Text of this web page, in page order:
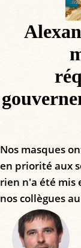
Nos masques
en priorité aux
rien n'a été mis
nos collègues